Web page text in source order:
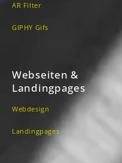
AR Filter
GIPHY Gifs
Webseiten &
Landingpages
Webdesign
Landingpages